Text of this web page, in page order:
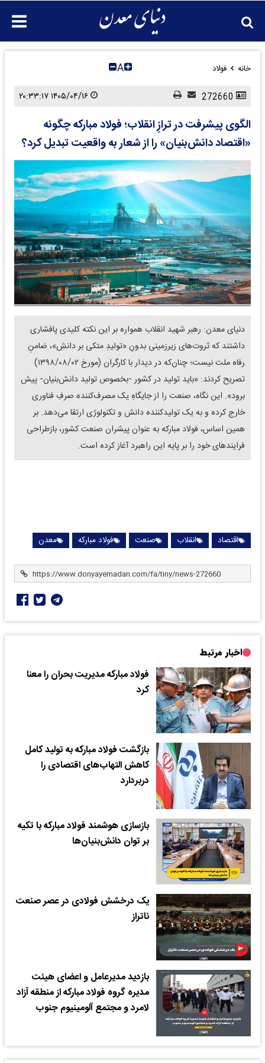
خانه فولاد A
الگوی پیشرفت در ترازِ انقلاب؛ فولاد مبارکه چگونه
«اقتصاد دانش‌بنیان» را از شعار به واقعیت تبدیل کرد؟
دنیای معدن: رهبر شهید انقلاب همواره بر این نکته کلیدی پافشاری
داشتند که ثروت‌های زیرزمینی بدونِ «تولیدِ متکی بر دانش»، ضامنِ
رفاه ملت نیست؛ چنان‌که در دیدار با کارگران (مورخ ۱۳۹۸/۰۸/۰۲)
تصریح کردند: «باید تولید در کشور -بخصوص تولید دانش‌بنیان- پیش
برود». این نگاه، صنعت را از جایگاهِ یک مصرف‌کننده صرفِ فناوری
خارج کرده و به یک تولیدکننده دانش و تکنولوژی ارتقا می‌دهد. بر
همین اساس، فولاد مبارکه به عنوان پیشران صنعت کشور، بازطراحی
فرایندهای خود را بر پایه این راهبرد آغاز کرده است.
اقتصاد انقلاب صنعت فولاد مبارکه معدن
اخبار مرتبط
فولاد مبارکه مدیریت بحران را معنا
کرد
بازگشت فولاد مبارکه به تولید کامل
کاهش التهاب‌های اقتصادی را
دربردارد
بازسازی هوشمند فولاد مبارکه با تکیه
بر توان دانش‌بنیان‌ها
یک درخشش فولادی در عصر صنعت
ناتراز
بازدید مدیرعامل و اعضای هیئت
مدیره گروه فولاد مبارکه از منطقه آزاد
لامرد و مجتمع آلومینیوم جنوب